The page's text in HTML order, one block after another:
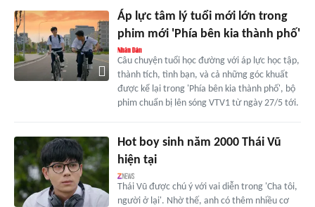
Áp lực tâm lý tuổi mới lớn trong
phim mới 'Phía bên kia thành phố'
Câu chuyện tuổi học đường với áp lực học tập,
thành tích, tình bạn, và cả những góc khuất
được kể lại trong 'Phía bên kia thành phố', bộ
phim chuẩn bị lên sóng VTV1 từ ngày 27/5 tới.
Hot boy sinh năm 2000 Thái Vũ
hiện tại
Thái Vũ được chú ý với vai diễn trong 'Cha tôi,
người ở lại'. Nhờ thế, anh có thêm nhiều cơ